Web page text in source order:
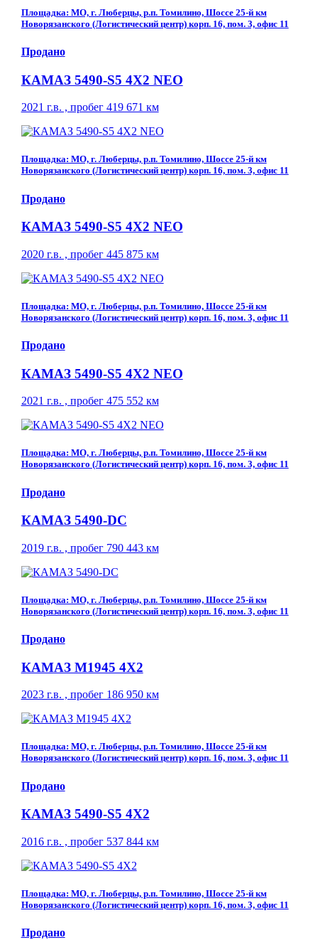
Площадка: МО, г. Люберцы, р.п. Томилино, Шоссе 25-й км
Новорязанского (Логистический центр) корп. 16, пом. 3, офис 11
Продано
КАМАЗ 5490-S5 4Х2 NEO
2021 г.в. , пробег 419 671 км
Площадка: МО, г. Люберцы, р.п. Томилино, Шоссе 25-й км
Новорязанского (Логистический центр) корп. 16, пом. 3, офис 11
Продано
КАМАЗ 5490-S5 4Х2 NEO
2020 г.в. , пробег 445 875 км
Площадка: МО, г. Люберцы, р.п. Томилино, Шоссе 25-й км
Новорязанского (Логистический центр) корп. 16, пом. 3, офис 11
Продано
КАМАЗ 5490-S5 4Х2 NEO
2021 г.в. , пробег 475 552 км
Площадка: МО, г. Люберцы, р.п. Томилино, Шоссе 25-й км
Новорязанского (Логистический центр) корп. 16, пом. 3, офис 11
Продано
КАМАЗ 5490-DC
2019 г.в. , пробег 790 443 км
Площадка: МО, г. Люберцы, р.п. Томилино, Шоссе 25-й км
Новорязанского (Логистический центр) корп. 16, пом. 3, офис 11
Продано
КАМАЗ М1945 4Х2
2023 г.в. , пробег 186 950 км
Площадка: МО, г. Люберцы, р.п. Томилино, Шоссе 25-й км
Новорязанского (Логистический центр) корп. 16, пом. 3, офис 11
Продано
КАМАЗ 5490-S5 4Х2
2016 г.в. , пробег 537 844 км
Площадка: МО, г. Люберцы, р.п. Томилино, Шоссе 25-й км
Новорязанского (Логистический центр) корп. 16, пом. 3, офис 11
Продано